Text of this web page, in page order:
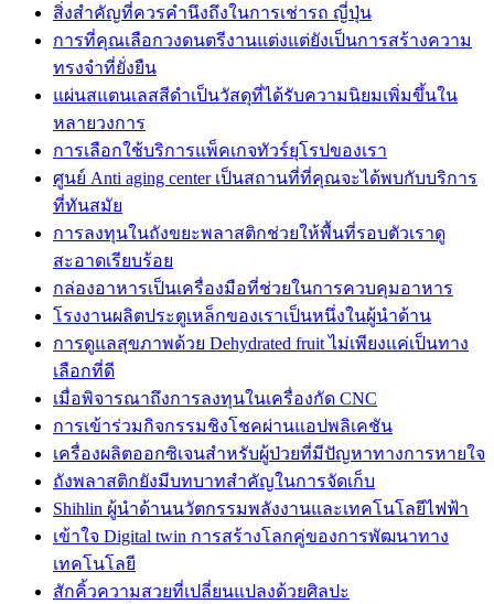
สิ่งสำคัญที่ควรคำนึงถึงในการเช่ารถ ญี่ปุ่น
การที่คุณเลือกวงดนตรีงานแต่งแต่ยังเป็นการสร้างความ
ทรงจำที่ยั่งยืน
แผ่นสแตนเลสสีดำเป็นวัสดุที่ได้รับความนิยมเพิ่มขึ้นใน
หลายวงการ
การเลือกใช้บริการแพ็คเกจทัวร์ยุโรปของเรา
ศูนย์ Anti aging center เป็นสถานที่ที่คุณจะได้พบกับบริการ
ที่ทันสมัย
การลงทุนในถังขยะพลาสติกช่วยให้พื้นที่รอบตัวเราดู
สะอาดเรียบร้อย
กล่องอาหารเป็นเครื่องมือที่ช่วยในการควบคุมอาหาร
โรงงานผลิตประตูเหล็กของเราเป็นหนึ่งในผู้นำด้าน
การดูแลสุขภาพด้วย Dehydrated fruit ไม่เพียงแค่เป็นทาง
เลือกที่ดี
เมื่อพิจารณาถึงการลงทุนในเครื่องกัด CNC
การเข้าร่วมกิจกรรมชิงโชคผ่านแอปพลิเคชัน
เครื่องผลิตออกซิเจนสำหรับผู้ป่วยที่มีปัญหาทางการหายใจ
ถังพลาสติกยังมีบทบาทสำคัญในการจัดเก็บ
Shihlin ผู้นำด้านนวัตกรรมพลังงานและเทคโนโลยีไฟฟ้า
เข้าใจ Digital twin การสร้างโลกคู่ของการพัฒนาทาง
เทคโนโลยี
สักคิ้วความสวยที่เปลี่ยนแปลงด้วยศิลปะ